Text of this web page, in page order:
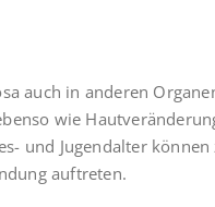
auch in anderen
wie
und Jugendalter können
auftreten.